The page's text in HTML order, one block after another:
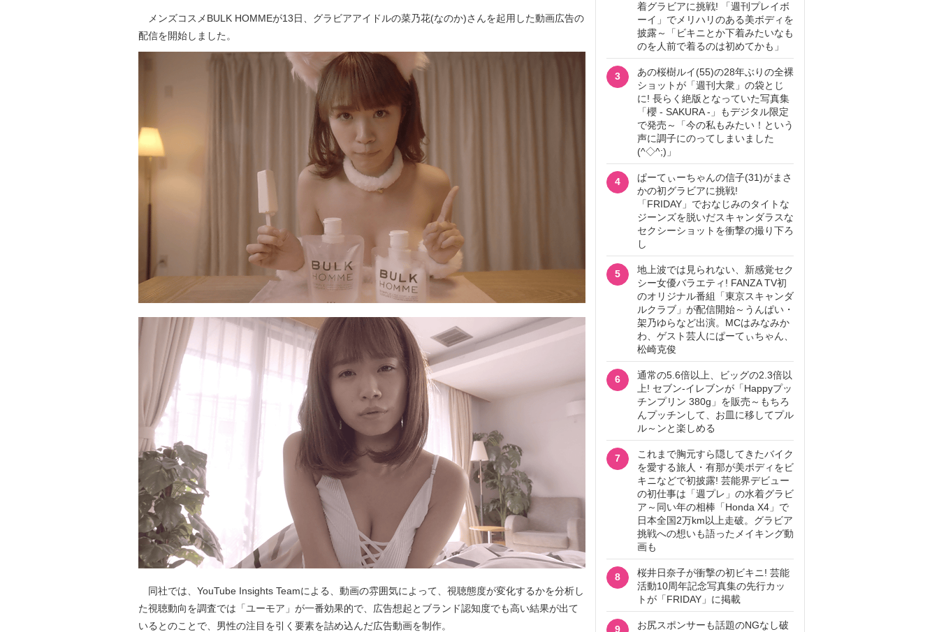
メンズコスメBULK HOMMEが13日、グラビアアイドルの菜乃花(なのか)さんを起用した動画広告の
配信を開始しました。
同社では、YouTube Insights Teamによる、動画の雰囲気によって、視聴態度が変化するかを分析し
た視聴動向を調査では「ユーモア」が一番効果的で、広告想起とブランド認知度でも高い結果が出て
いるとのことで、男性の注目を引く要素を詰め込んだ広告動画を制作。
着グラビアに挑戦! 「週刊プレイボ
ーイ」でメリハリのある美ボディを
披露～「ビキニとか下着みたいなも
のを人前で着るのは初めてかも」
3
あの桜樹ルイ(55)の28年ぶりの全裸
ショットが「週刊大衆」の袋とじ
に! 長らく絶版となっていた写真集
「櫻 - SAKURA -」もデジタル限定
で発売～「今の私もみたい！という
声に調子にのってしまいました
(^◇^;)」
4
ぱーてぃーちゃんの信子(31)がまさ
かの初グラビアに挑戦!
「FRIDAY」でおなじみのタイトな
ジーンズを脱いだスキャンダラスな
セクシーショットを衝撃の撮り下ろ
し
5
地上波では見られない、新感覚セク
シー女優バラエティ! FANZA TV初
のオリジナル番組「東京スキャンダ
ルクラブ」が配信開始～うんぱい・
架乃ゆらなど出演。MCはみなみか
わ、ゲスト芸人にぱーてぃちゃん、
松崎克俊
6
通常の5.6倍以上、ビッグの2.3倍以
上! セブン‐イレブンが「Happyプッ
チンプリン 380g」を販売～もちろ
んプッチンして、お皿に移してプル
ル～ンと楽しめる
7
これまで胸元すら隠してきたバイク
を愛する旅人・有那が美ボディをビ
キニなどで初披露! 芸能界デビュー
の初仕事は「週プレ」の水着グラビ
ア～同い年の相棒「Honda X4」で
日本全国2万km以上走破。グラビア
挑戦への想いも語ったメイキング動
画も
8
桜井日奈子が衝撃の初ビキニ! 芸能
活動10周年記念写真集の先行カッ
トが「FRIDAY」に掲載
9
お尻スポンサーも話題のNGなし破